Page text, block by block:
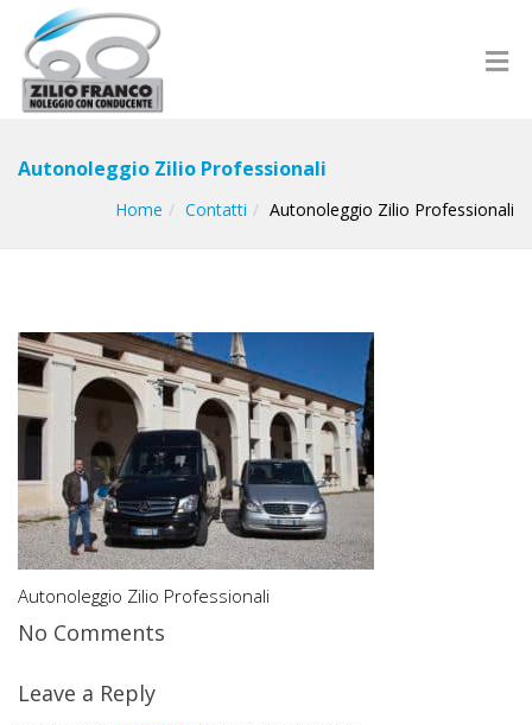
Autonoleggio Zilio Professionali
Home Contatti Autonoleggio Zilio Professionali
Autonoleggio Zilio Professionali
No Comments
Leave a Reply